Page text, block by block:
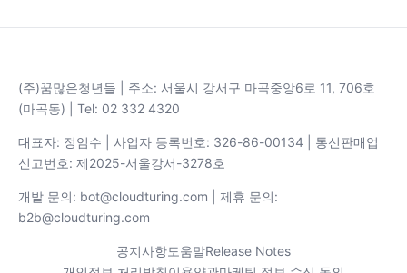
(주)꿈많은청년들 | 주소: 서울시 강서구 마곡중앙6로 11, 706호
(마곡동) | Tel: 02 332 4320
대표자: 정임수 | 사업자 등록번호: 326-86-00134 | 통신판매업
신고번호: 제2025-서울강서-3278호
개발 문의: bot@cloudturing.com | 제휴 문의:
b2b@cloudturing.com
공지사항도움말Release Notes